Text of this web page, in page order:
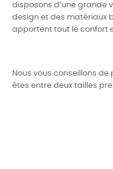
disposons d’une grande
design et des matériaux
apportent tout le confort
Nous vous conseillons
êtes entre deux tailles